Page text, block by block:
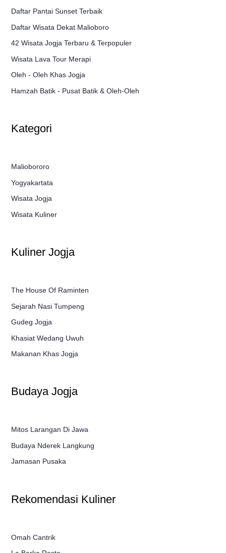
Daftar Pantai Sunset Terbaik
Daftar Wisata Dekat Malioboro
42 Wisata Jogja Terbaru & Terpopuler
Wisata Lava Tour Merapi
Oleh - Oleh Khas Jogja
Hamzah Batik - Pusat Batik & Oleh-Oleh
Kategori
Maliobororo
Yogyakartata
Wisata Jogja
Wisata Kuliner
Kuliner Jogja
The House Of Raminten
Sejarah Nasi Tumpeng
Gudeg Jogja
Khasiat Wedang Uwuh
Makanan Khas Jogja
Budaya Jogja
Mitos Larangan Di Jawa
Budaya Nderek Langkung
Jamasan Pusaka
Rekomendasi Kuliner
Omah Cantrik